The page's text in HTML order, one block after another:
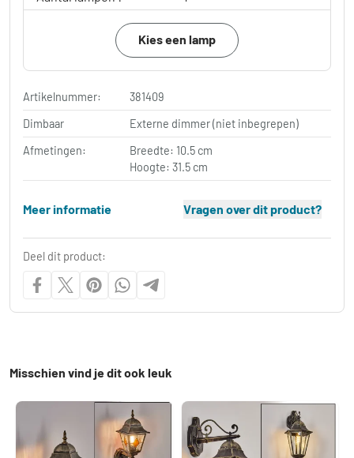
Kies een lamp
Artikelnummer:
381409
Dimbaar
Externe dimmer (niet inbegrepen)
Afmetingen:
Breedte: 10.5 cm
Hoogte: 31.5 cm
Meer informatie Vragen over dit product?
Deel dit product:
Misschien vind je dit ook leuk